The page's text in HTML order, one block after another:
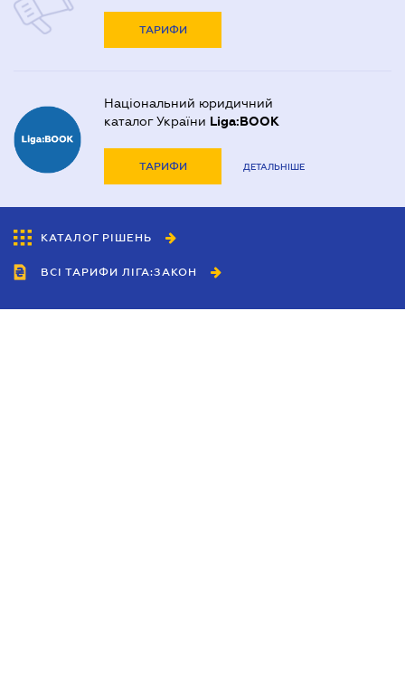
ТАРИФИ
Національний юридичний
каталог України Liga:BOOK
ТАРИФИ ДЕТАЛЬНІШЕ
КАТАЛОГ РІШЕНЬ
ВСІ ТАРИФИ ЛІГА:ЗАКОН